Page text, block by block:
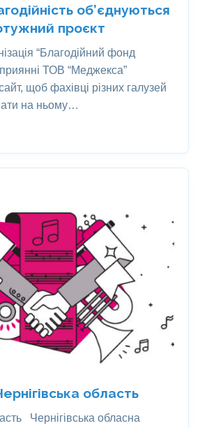
об’єднуються
проєкт
“Благодійний фонд
ТОВ “Меджекса”
щоб фахівці різних галузей
на ньому…
область
Чернігівська обласна